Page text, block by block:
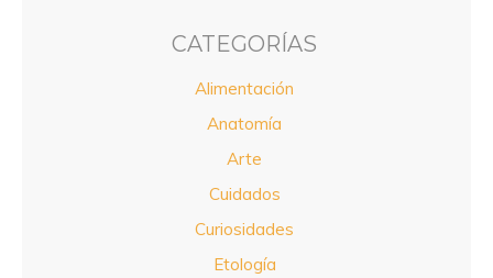
CATEGORÍAS
Alimentación
Anatomía
Arte
Cuidados
Curiosidades
Etología